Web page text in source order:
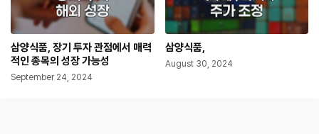
삼양식품, 장기 투자 관점에서 매력
적인 종목의 성장 가능성
September 24, 2024
삼양식품,
August 30, 2024